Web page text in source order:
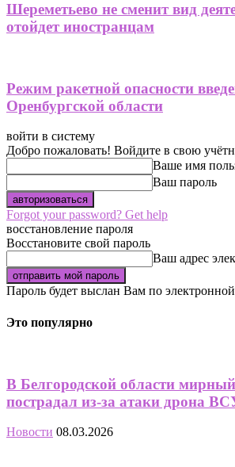
Шереметьево не сменит вид
отойдет иностранцам
Режим ракетной опасности
Оренбургской области
войти в систему
Добро пожаловать! Войдите в свою
Ваше имя
Ваш пароль
Forgot your password? Get help
восстановление пароля
Восстановите свой пароль
Ваш адрес
Пароль будет выслан Вам по
Это популярно
В Белгородской области
пострадал из-за атаки дрона
Новости 08.03.2026